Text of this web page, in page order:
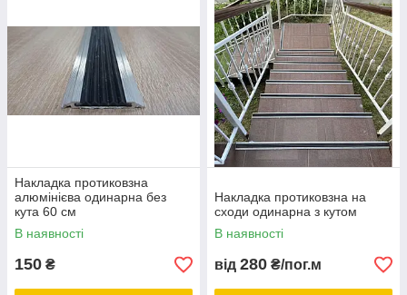
Накладка протиковзна
алюмінієва одинарна без
кута 60 см
В наявності
150 ₴
Накладка протиковзна на
сходи одинарна з кутом
В наявності
від 280 ₴/пог.м